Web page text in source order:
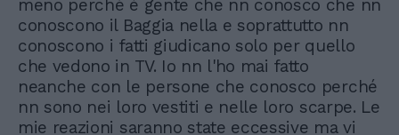
meno perché è gente che nn conosco che nn
conoscono il Baggia nella e soprattutto nn
conoscono i fatti giudicano solo per quello
che vedono in TV. Io nn l'ho mai fatto
neanche con le persone che conosco perché
nn sono nei loro vestiti e nelle loro scarpe. Le
mie reazioni saranno state eccessive ma vi